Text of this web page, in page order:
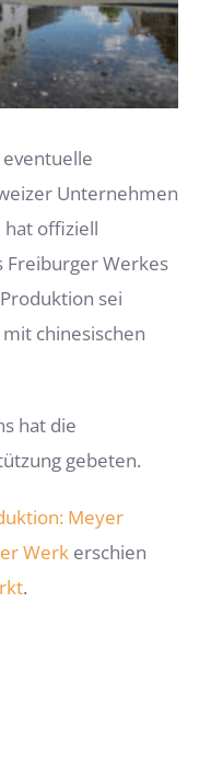
Unternehmen
offiziell
Freiburger Werkes
sei
chinesischen
hat die
gebeten.
Meyer
Werk erschien
.